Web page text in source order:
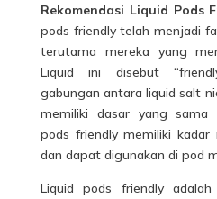
Rekomendasi Liquid Pods
pods friendly telah menjadi
terutama mereka yang
Liquid ini disebut
gabungan antara liquid salt
memiliki dasar yang sama
pods friendly memiliki
dan dapat digunakan di pod
Liquid pods friendly